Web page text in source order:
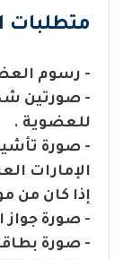
متطلبات
- رسوم العضوية
- صورتين
للعضوية .
- صورة
الإمارات
إذا كان من
- صورة جواز
- صورة